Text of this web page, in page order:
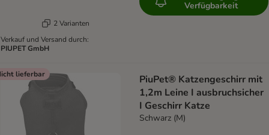
2 Varianten
Verkauf und Versand durch:
PIUPET GmbH
Verfügbarkeit
lieferbar
PiuPet® Katzengeschirr mit
1,2m Leine I ausbruchsicher
I Geschirr Katze
Schwarz (M)